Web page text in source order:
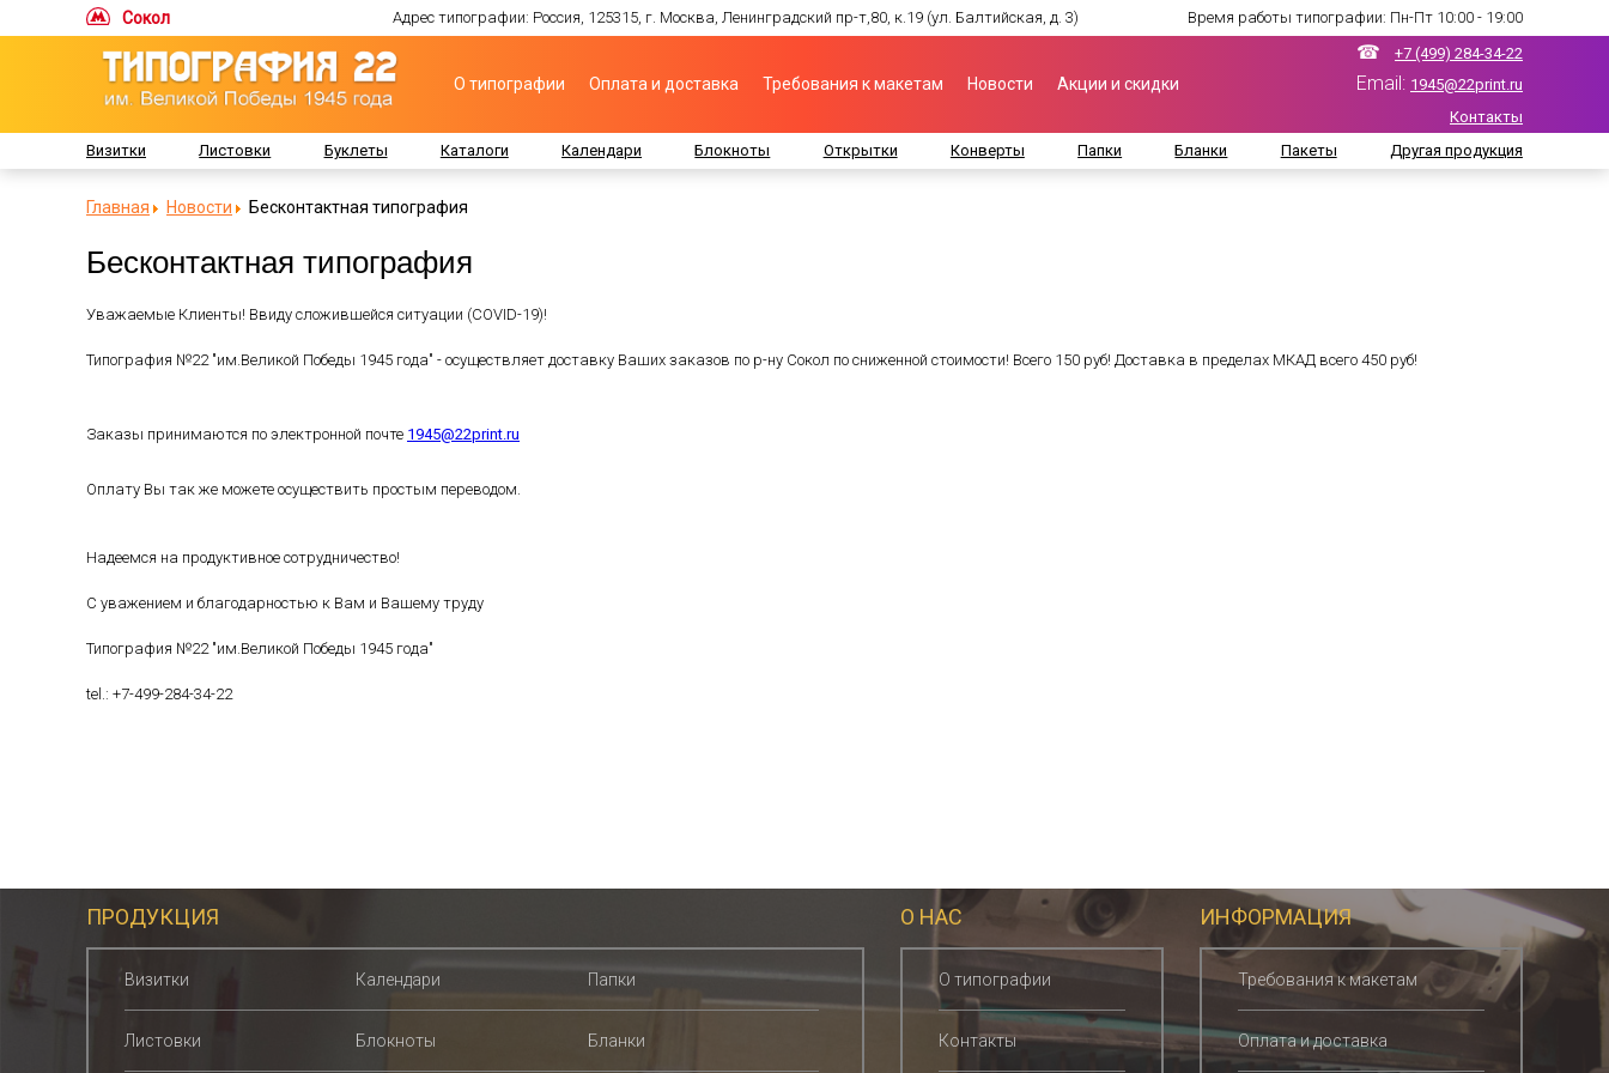
Сокол Адрес типографии: Россия, 125315, г. Москва, Ленинградский пр-т,80, к.19 (ул. Балтийская, д. 3) Время работы типографии: Пн-Пт 10:00 - 19:00
О типографии Оплата и доставка Требования к макетам Новости Акции и скидки
☎ +7 (499) 284-34-22
Email: 1945@22print.ru
Контакты
Визитки
Листовки Буклеты Каталоги Календари Блокноты Открытки Конверты Папки Бланки Пакеты Другая продукция
Главная Новости Бесконтактная типография
Бесконтактная типография
Уважаемые Клиенты! Ввиду сложившейся ситуации (COVID-19)!
Типография №22 "им.Великой Победы 1945 года" - осуществляет доставку Ваших заказов по р-ну Сокол по сниженной стоимости! Всего 150 руб! Доставка в пределах МКАД всего 450 руб!
Заказы принимаются по электронной почте 1945@22print.ru
Оплату Вы так же можете осуществить простым переводом.
Надеемся на продуктивное сотрудничество!
С уважением и благодарностью к Вам и Вашему труду
Типография №22 "им.Великой Победы 1945 года"
tel.: +7-499-284-34-22
ПРОДУКЦИЯ
Визитки Календари Папки
Листовки Блокноты Бланки
О НАС
О типографии
Контакты
ИНФОРМАЦИЯ
Требования к макетам
Оплата и доставка